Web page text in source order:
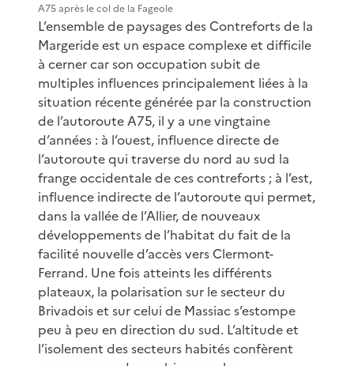
A75 après le col de la Fageole
L’ensemble de paysages des Contreforts de la
Margeride est un espace complexe et difficile
à cerner car son occupation subit de
multiples influences principalement liées à la
situation récente générée par la construction
de l’autoroute A75, il y a une vingtaine
d’années : à l’ouest, influence directe de
l’autoroute qui traverse du nord au sud la
frange occidentale de ces contreforts ; à l’est,
influence indirecte de l’autoroute qui permet,
dans la vallée de l’Allier, de nouveaux
développements de l’habitat du fait de la
facilité nouvelle d’accès vers Clermont-
Ferrand. Une fois atteints les différents
plateaux, la polarisation sur le secteur du
Brivadois et sur celui de Massiac s’estompe
peu à peu en direction du sud. L’altitude et
l’isolement des secteurs habités confèrent